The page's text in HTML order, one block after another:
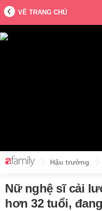
VỀ TRANG CHỦ
Hậu trường
Nữ nghệ sĩ cải
hơn 32 tuổi,